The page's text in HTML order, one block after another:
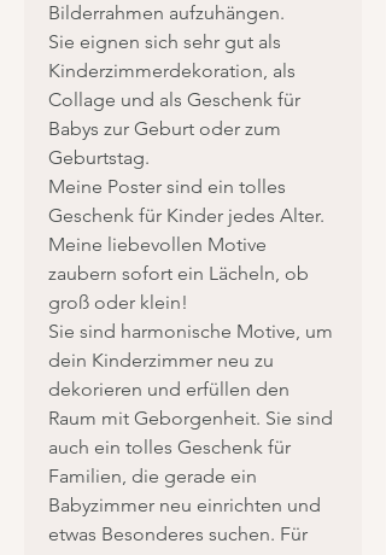
Bilderrahmen aufzuhängen.
Sie eignen sich sehr gut als
Kinderzimmerdekoration, als
Collage und als Geschenk für
Babys zur Geburt oder zum
Geburtstag.
Meine Poster sind ein tolles
Geschenk für Kinder jedes Alter.
Meine liebevollen Motive
zaubern sofort ein Lächeln, ob
groß oder klein!
Sie sind harmonische Motive, um
dein Kinderzimmer neu zu
dekorieren und erfüllen den
Raum mit Geborgenheit. Sie sind
auch ein tolles Geschenk für
Familien, die gerade ein
Babyzimmer neu einrichten und
etwas Besonderes suchen. Für